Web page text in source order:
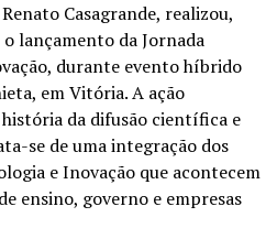
Casagrande, realizou,
lançamento da Jornada
durante evento híbrido
em Vitória. A ação
da difusão científica e
se de uma integração dos
e Inovação que acontecem
ensino, governo e empresas